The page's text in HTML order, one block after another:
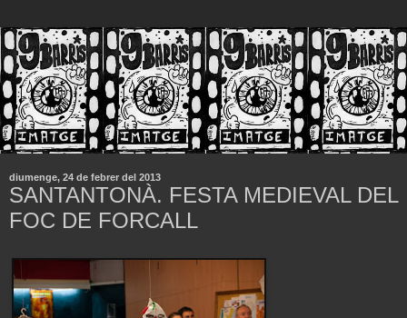
diumenge, 24 de febrer del 2013
SANTANTONÀ. FESTA MEDIEVAL DEL
FOC DE FORCALL